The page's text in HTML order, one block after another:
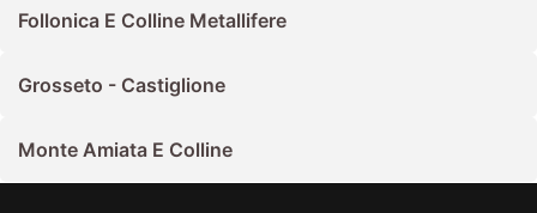
Follonica E Colline Metallifere
Grosseto - Castiglione
Monte Amiata E Colline